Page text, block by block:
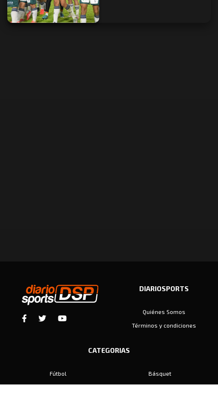
DIARIOSPORTS
Quiénes Somos
Términos y condiciones
CATEGORIAS
Fútbol
Básquet